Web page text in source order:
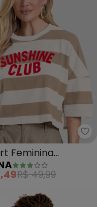
Blusa Feminina
Feminina
(Marrom)
R$ 49,99